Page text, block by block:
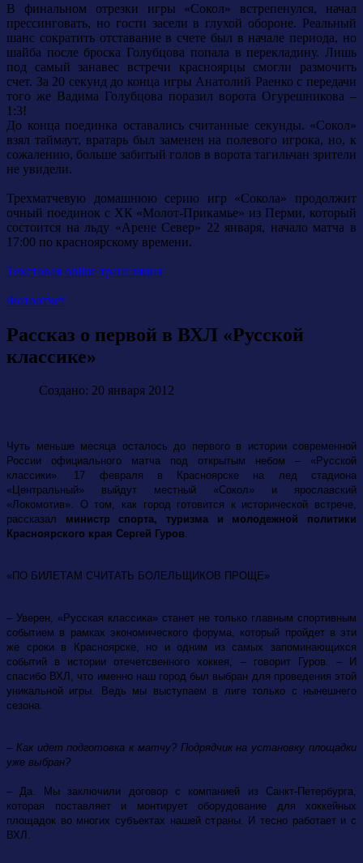
В финальном отрезки игры «Сокол» встрепенулся, начал
прессинговать, но гости засели в глухой обороне. Реальный
шанс сократить отставание в счете был в начале периода, но
шайба после броска Голубцова попала в перекладину. Лишь
под самый занавес встречи красноярцы смогли размочить
счет. За 20 секунд до конца игры Анатолий Раенко с передачи
того же Вадима Голубцова поразил ворота Огурешникова –
1:3!
До конца поединка оставались считанные секунды. «Сокол»
взял таймаут, вратарь был заменен на полевого игрока, но, к
сожалению, больше забитый голов в ворота тагильчан зрители
не увидели.
Трехматчевую домашнюю серию игр «Сокола» продолжит
очный поединок с ХК «Молот-Прикамье» из Перми, который
состоится на льду «Арене Север» 22 января, начало матча в
17:00 по красноярскому времени.
Текстовая online трансляция
Фотоотчет
Рассказ о первой в ВХЛ «Русской
классике»
Создано: 20 января 2012
Чуть меньше месяца осталось до первого в истории современной
России официального матча под открытым небом – «Русской
классики». 17 февраля в Красноярске на лед стадиона
«Центральный» выйдут местный «Сокол» и ярославский
«Локомотив». О том, как город готовится к исторической встрече,
рассказал министр спорта, туризма и молодежной политики
Красноярского края Сергей Гуров.
«ПО БИЛЕТАМ СЧИТАТЬ БОЛЕЛЬЩИКОВ ПРОЩЕ»
– Уверен, «Русская классика» станет не только главным спортивным
событием в рамках экономического форума, который пройдет в эти
же сроки в Красноярске, но и одним из самых запоминающихся
событий в истории отечетсвенного хоккея, – говорит Гуров. – И
спасибо ВХЛ, что именно наш город был выбран для проведения этой
уникальной игры. Ведь мы выступаем в лиге только с нынешнего
сезона.
– Как идет подготовка к матчу? Подрядчик на установку площадки
уже выбран?
– Да. Мы заключили договор с компанией из Санкт-Петербурга,
которая поставляет и монтирует оборудование для хоккейных
площадок во многих субъектах нашей страны. И тесно работает и с
ВХЛ.